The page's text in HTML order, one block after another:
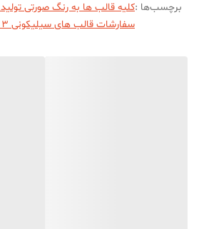
برچسب‌ها :کلیه قالب ها به رنگ صورتی
سفارشات قالب های سیلیکونی 3 الی 4 روزه ارسال می شوند